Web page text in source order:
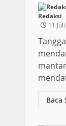
Redaksi
11
Baca